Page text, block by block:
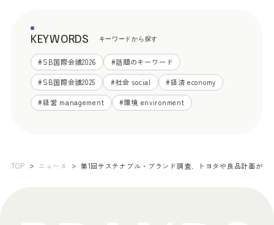
KEYWORDS キーワードから探す
#SB国際会議2026 #話題のキーワード
#SB国際会議2025 #社会 social #経済 economy
#経営 management #環境 environment
TOP ニュース 第1回サステナブル・ブランド調査、トヨタや良品計画が